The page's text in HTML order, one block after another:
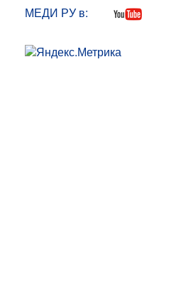
МЕДИ РУ в: